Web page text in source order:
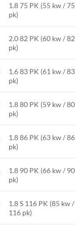
1.8 75 PK (55 kw / 75
pk)
2.0 82 PK (60 kw / 82
pk)
1.6 83 PK (61 kw / 83
pk)
1.8 80 PK (59 kw / 80
pk)
1.8 86 PK (63 kw / 86
pk)
1.8 90 PK (66 kw / 90
pk)
1.8 S 116 PK (85 kw /
116 pk)